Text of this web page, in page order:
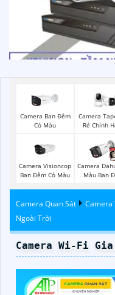
Camera Ban Đêm
Có Màu
Camera
Rẻ Chính
Camera Visioncop
Ban Đêm Có Màu
Camera
Màu Ban
Camera Quan Sát Camera
Ngoài Trời
Camera Wi-Fi